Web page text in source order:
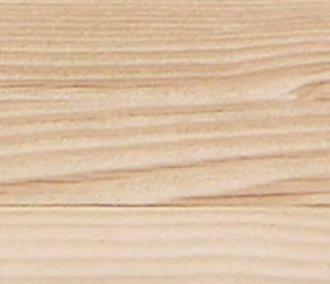
の記事
の記事
記事
記事
記事
記事
記事
の記事
の記事